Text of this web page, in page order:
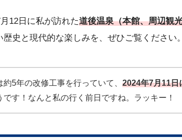
12日に私が訪れた道後温泉（本館、周辺観
史と現代的な楽しみを、ぜひご覧ください。
約5年の改修工事を行っていて、 2024年7月11日
です！なんと私の行く前日ですね。ラッキー！